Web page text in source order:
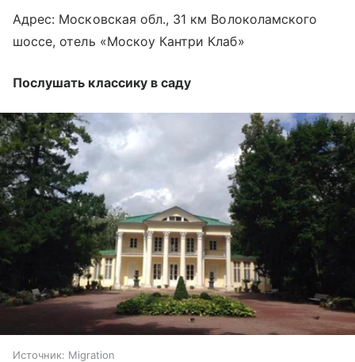
Адрес: Московская обл., 31 км Волоколамского
шоссе, отель «Москоу Кантри Клаб»
Послушать классику в саду
Источник: Migration